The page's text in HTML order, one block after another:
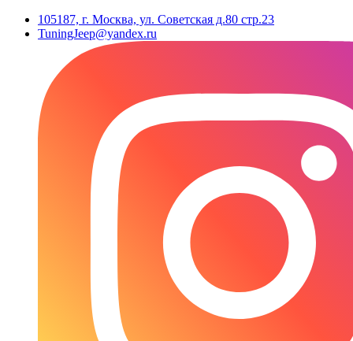
105187, г. Москва, ул. Советская д.80 стр.23
TuningJeep@yandex.ru